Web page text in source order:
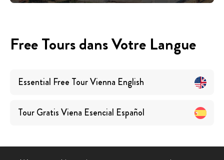
Free Tours dans Votre Langue
Essential Free Tour Vienna English
Tour Gratis Viena Esencial Español